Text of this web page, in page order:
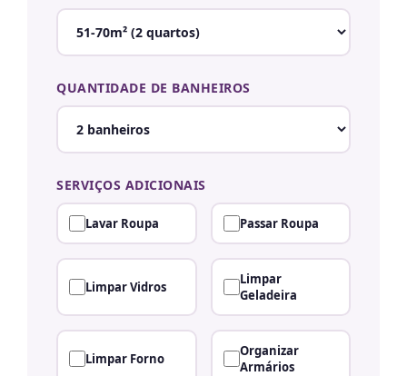
QUANTIDADE DE BANHEIROS
SERVIÇOS ADICIONAIS
Lavar Roupa Passar Roupa
Limpar Vidros
Limpar
Geladeira
Limpar Forno
Organizar
Armários